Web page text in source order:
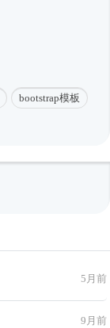
bootstrap模板
5月前
9月前